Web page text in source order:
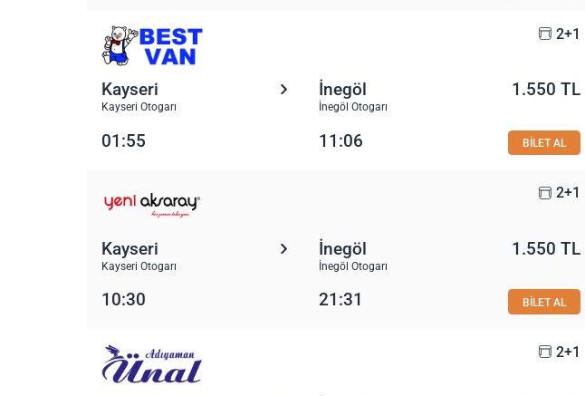
2+1
Kayseri
Kayseri Otogarı
İnegöl
İnegöl Otogarı
1.550 TL
01:55 11:06 BİLET AL
2+1
Kayseri
Kayseri Otogarı
İnegöl
İnegöl Otogarı
1.550 TL
10:30 21:31 BİLET AL
2+1